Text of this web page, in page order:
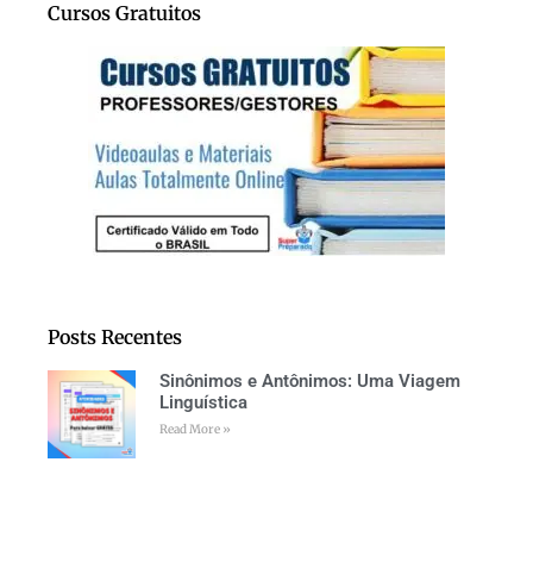
Cursos Gratuitos
Posts Recentes
Sinônimos e Antônimos: Uma Viagem
Linguística
Read More »